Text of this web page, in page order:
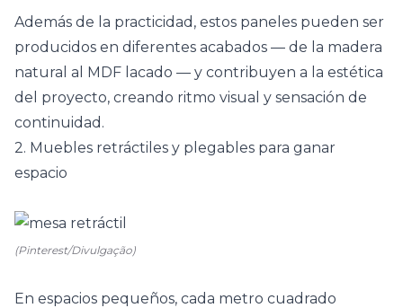
Además de la practicidad, estos paneles pueden ser
producidos en diferentes acabados — de la madera
natural al MDF lacado — y contribuyen a la estética
del proyecto, creando ritmo visual y sensación de
continuidad.
2. Muebles retráctiles y plegables para ganar
espacio
(Pinterest/Divulgação)
En espacios pequeños, cada metro cuadrado